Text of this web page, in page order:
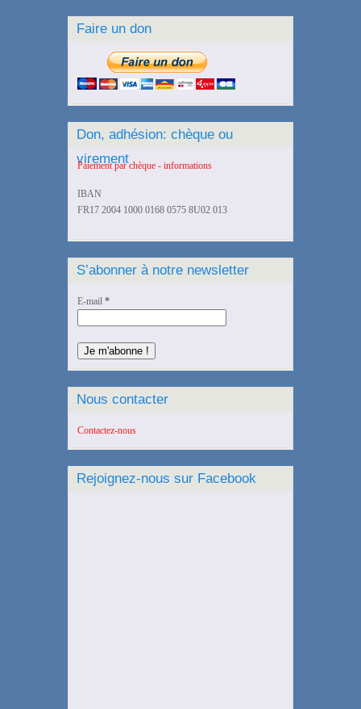
Faire un don
Don, adhésion: chèque ou
virement
Paiement par chèque - informations
IBAN
FR17 2004 1000 0168 0575 8U02 013
S’abonner à notre newsletter
E-mail *
Nous contacter
Contactez-nous
Rejoignez-nous sur Facebook